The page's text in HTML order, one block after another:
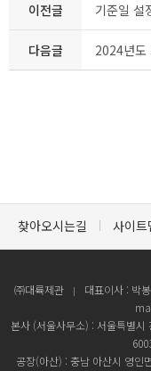
이전글 기준일 설
다음글 2024년도
찾아오시는길 사이트
㈜대륙제관 대표이사 : 박
본사 (서울사무소) : 서울특별시
공장(아산) : 충남 아산시 영인